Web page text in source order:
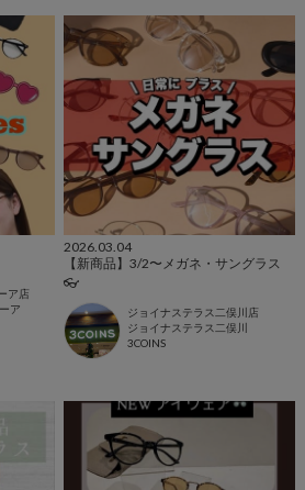
ア店
ア
2026.03.04
【新商品】3/2〜メガネ・サングラス
👓
ジョイナステラス二俣川店
ジョイナステラス二俣川
3COINS